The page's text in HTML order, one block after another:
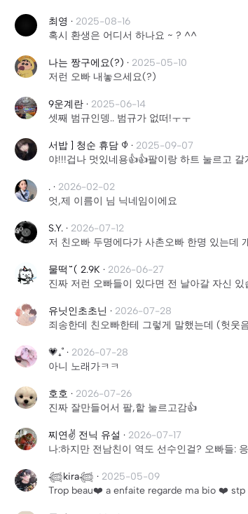
최영 · 2025-08-16
혹시 환생은 어디서 하나요 ~ ? ^^
나는 짱구에요(?) · 2025-05-10
저런 오빠 내놓으세요(?)
9운계란 · 2025-06-14
셋째 범규인뎅.. 범규가 없떠!ㅜㅜ
서밥 ] 청순 휴담 𐀶 · 2025-09-07
야!!!겁나 멋있네용👍👍팔이랑 하트 눌르고
. · 2026-02-02
엇,제 이름이 님 닉네임이에요
S.Y. · 2026-07-12
저 친오빠 두명에다가 사촌오빠 한명 있는데
물떡 ̆̈ ( 2.9K · 2026-06-27
진짜 저런 오빠들이 있다면 전 날아갈 자신 있
유닛인초초닌 · 2026-07-28
죄송한데 친오빠한테 그렇게 말했는데 (헛웃
💗₊˚ · 2026-07-28
아니 노래가ㅋㅋ
호호 · 2026-07-26
진짜 잘만들어서 팔,핱 눌르고감👍
찌연✌️ 전닉 유설 · 2026-07-17
나:하지만 전남친이 역도 선수인걸? 오빠들:
𓆉kira𓆉 · 2025-05-09
Trop beau❤️ a enfaite regarde ma bio ❤️